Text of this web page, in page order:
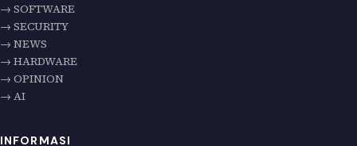
→ SOFTWARE
→ SECURITY
→ NEWS
→ HARDWARE
→ OPINION
→ AI
INFORMASI